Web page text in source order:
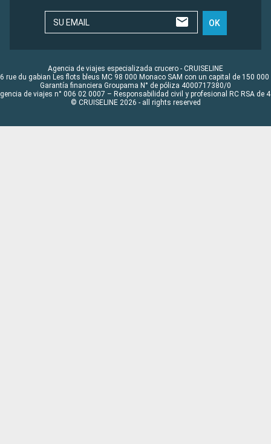
SU EMAIL OK
Agencia de viajes especializada crucero - CRUISELINE
rue du gabian Les flots bleus MC 98 000 Monaco SAM con un capital de 150 000
Garantía financiera Groupama N° de póliza 4000717380/0
de viajes n° 006 02 0007 – Responsabilidad civil y profesional RC RSA de
© CRUISELINE 2026 - all rights reserved